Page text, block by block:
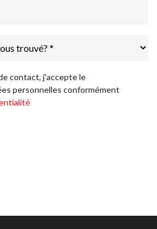
contact, j'accepte le
personnelles conformément